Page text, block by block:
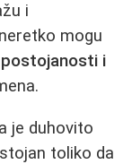
i
mogu
postojanosti i
je duhovito
toliko da